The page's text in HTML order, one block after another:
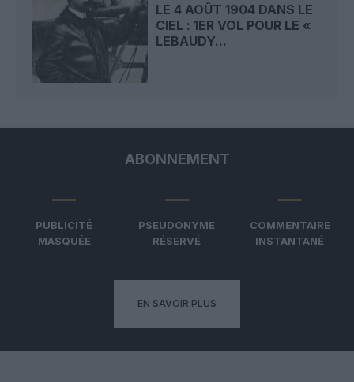
LE 4 AOÛT 1904 DANS LE
CIEL : 1ER VOL POUR LE «
LEBAUDY...
ABONNEMENT
PUBLICITÉ
MASQUÉE
PSEUDONYME
RÉSERVÉ
COMMENTAIRE
INSTANTANÉ
EN SAVOIR PLUS